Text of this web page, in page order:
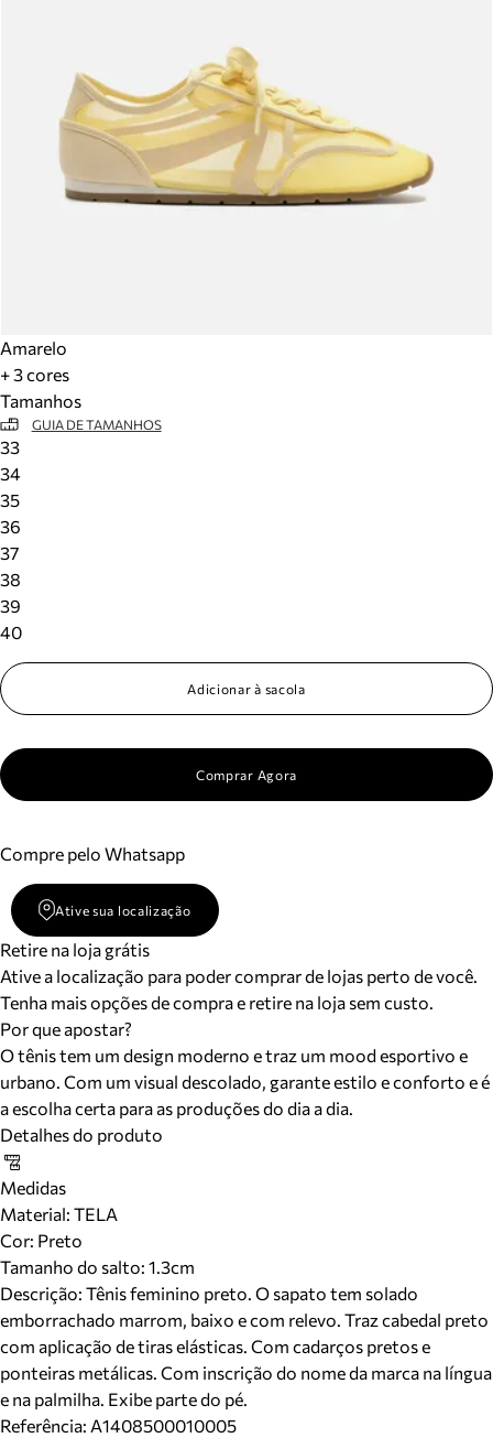
Amarelo
+ 3 cores
Tamanhos
GUIA DE TAMANHOS
33
34
35
36
37
38
39
40
Adicionar à sacola
Comprar Agora
Compre pelo Whatsapp
Ative sua localização
Retire na loja grátis
Ative a localização para poder comprar de lojas perto de você.
Tenha mais opções de compra e retire na loja sem custo.
Por que apostar?
O tênis tem um design moderno e traz um mood esportivo e
urbano. Com um visual descolado, garante estilo e conforto e é
a escolha certa para as produções do dia a dia.
Detalhes do produto
Medidas
Material: TELA
Cor: Preto
Tamanho do salto: 1.3cm
Descrição: Tênis feminino preto. O sapato tem solado
emborrachado marrom, baixo e com relevo. Traz cabedal preto
com aplicação de tiras elásticas. Com cadarços pretos e
ponteiras metálicas. Com inscrição do nome da marca na língua
e na palmilha. Exibe parte do pé.
Referência: A1408500010005